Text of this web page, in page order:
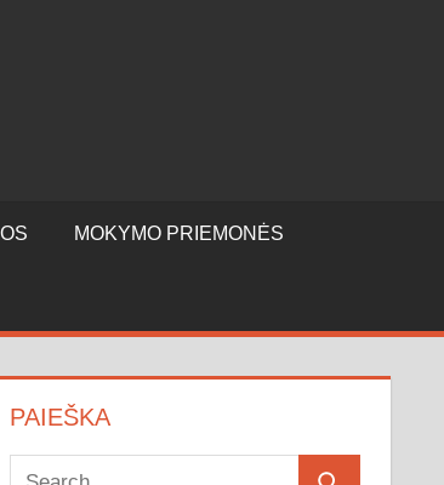
MOKYMO PRIEMONĖS
PAIEŠKA
Search